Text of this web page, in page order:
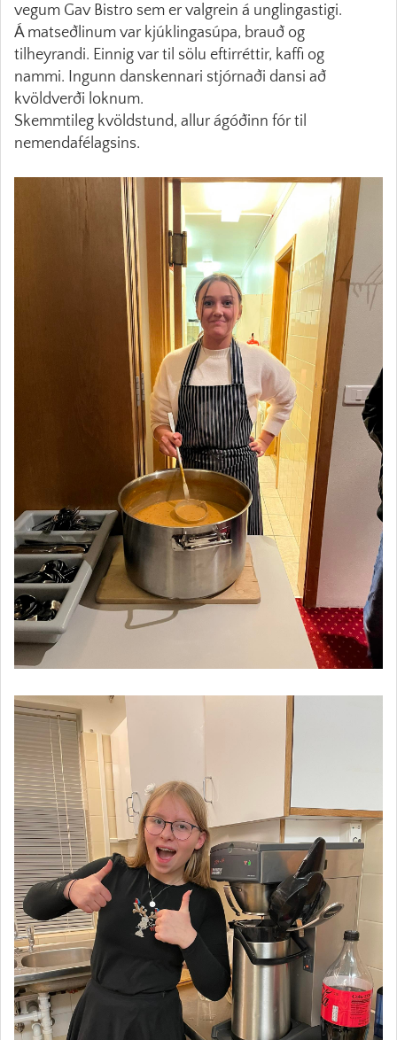
vegum Gav Bistro sem er valgrein á unglingastigi.
Á matseðlinum var kjúklingasúpa, brauð og
tilheyrandi. Einnig var til sölu eftirréttir, kaffi og
nammi. Ingunn danskennari stjórnaði dansi að
kvöldverði loknum.
Skemmtileg kvöldstund, allur ágóðinn fór til
nemendafélagsins.